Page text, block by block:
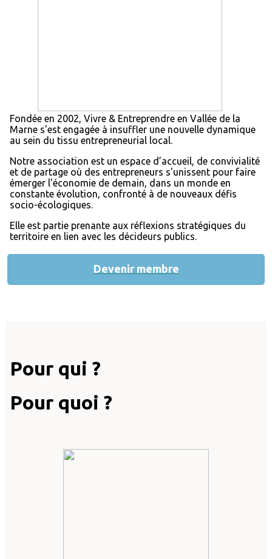
Fondée en 2002, Vivre & Entreprendre en Vallée de la
Marne s'est engagée à insuffler une nouvelle dynamique
au sein du tissu entrepreneurial local.
Notre association est un espace d’accueil, de convivialité
et de partage où des entrepreneurs s'unissent pour faire
émerger l'économie de demain, dans un monde en
constante évolution, confronté à de nouveaux défis
socio-écologiques.
Elle est partie prenante aux réflexions stratégiques du
territoire en lien avec les décideurs publics.
Devenir membre
Pour qui ?
Pour quoi ?